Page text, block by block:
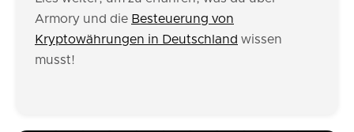
Armory und die Besteuerung von
Kryptowährungen in Deutschland wissen
musst!